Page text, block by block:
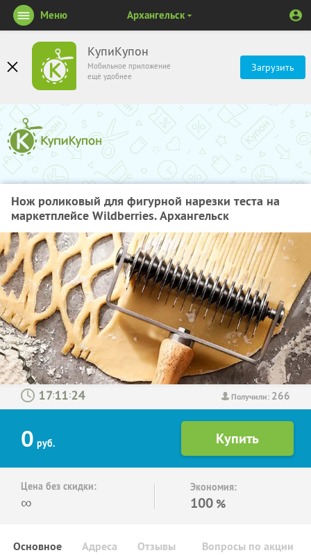
КупиКупон
Мобильное приложение
ещё удобнее
Загрузить
Меню Архангельск
Нож роликовый для фигурной нарезки теста на
маркетплейсе Wildberries. Архангельск
Получили: 266
: :
0 руб.
Цена без скидки:
∞
Экономия:
100 %
Основное Отзывы Вопросы по акции
Адреса